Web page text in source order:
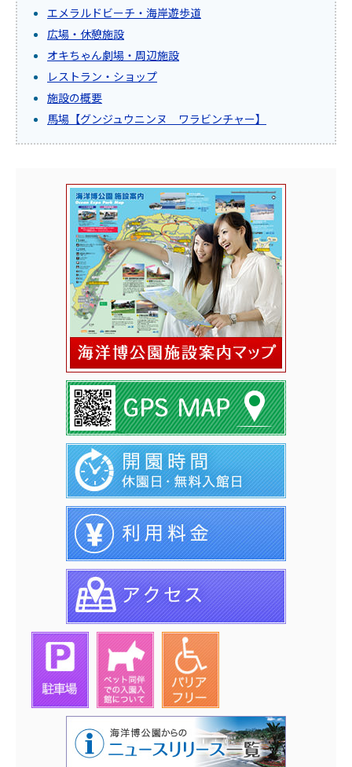
エメラルドビーチ・海岸遊歩道
広場・休憩施設
オキちゃん劇場・周辺施設
レストラン・ショップ
施設の概要
馬場【グンジュウニンヌ ワラビンチャー】